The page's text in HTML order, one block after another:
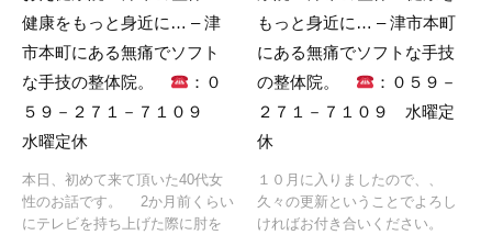
健康をもっと身近に… – 津
市本町にある無痛でソフト
な手技の整体院。
：０
５９－２７１－７１０９
水曜定休
本日、初めて来て頂いた40代女
性のお話です。 2か月前くらい
にテレビを持ち上げた際に肘を
もっと身近に… – 津市本町
にある無痛でソフトな手技
の整体院。
：０５９－
２７１－７１０９ 水曜定
休
１０月に入りましたので、、
久々の更新ということでよろし
ければお付き合いください。